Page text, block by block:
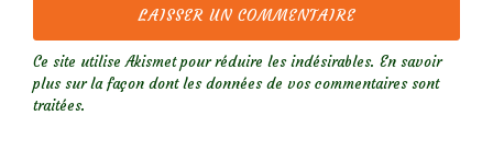
Ce site utilise Akismet pour réduire les indésirables. En savoir
plus sur la façon dont les données de vos commentaires sont
traitées.